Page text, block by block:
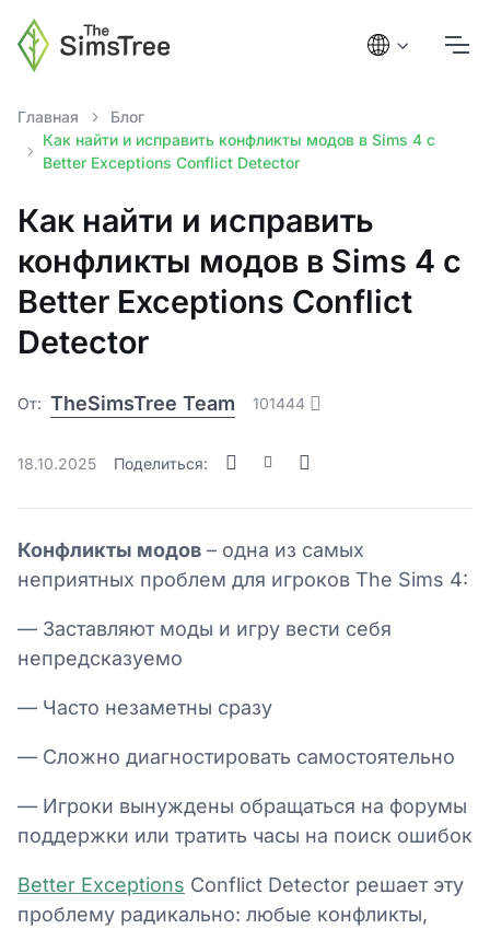
Главная
Блог
Как найти и исправить конфликты модов в Sims 4 с
Better Exceptions Conflict Detector
Как найти и исправить
конфликты модов в Sims 4 с
Better Exceptions Conflict
Detector
От: TheSimsTree Team 101444
18.10.2025 Поделиться:
Конфликты модов – одна из самых
неприятных проблем для игроков The Sims 4:
— Заставляют моды и игру вести себя
непредсказуемо
— Часто незаметны сразу
— Сложно диагностировать самостоятельно
— Игроки вынуждены обращаться на форумы
поддержки или тратить часы на поиск ошибок
Better Exceptions Conflict Detector решает эту
проблему радикально: любые конфликты,